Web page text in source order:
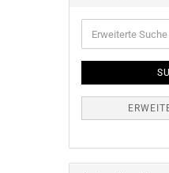
Suche